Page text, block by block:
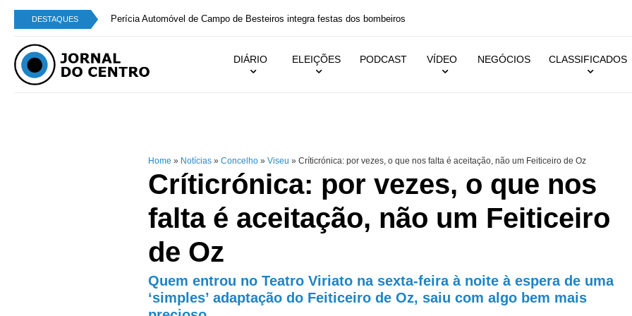
DESTAQUES Perícia Automóvel de Campo de Besteiros integra festas dos bombeiros
DIÁRIO ELEIÇÕES PODCAST VÍDEO NEGÓCIOS CLASSIFICADOS
Home » Notícias » Concelho » Viseu » Críticrónica: por vezes, o que nos falta é aceitação, não um Feiticeiro de Oz
Críticrónica: por vezes, o que nos
falta é aceitação, não um Feiticeiro
de Oz
Quem entrou no Teatro Viriato na sexta-feira à noite à espera de uma
‘simples’ adaptação do Feiticeiro de Oz, saiu com algo bem mais